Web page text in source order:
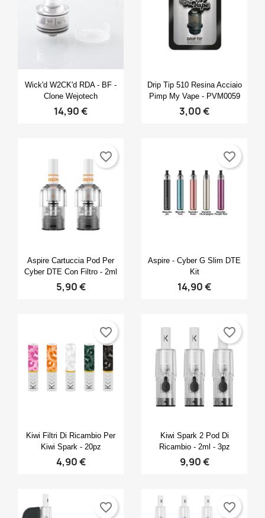
Aggiungi alla lista dei desideri
Crea lista dei desideri
((modalTitle))
((cancelText))
Accedi
Accedi
Anteprima
Wick'd W2CK'd RDA - BF -
Clone Wejotech
14,90 €
Anteprima
Drip Tip 510 Resina Acciaio
Pimp My Vape - PVM0059
3,00 €
Anteprima
Aspire Cartuccia Pod Per
Cyber DTE Con Filtro - 2ml
5,90 €
favorite_border
Anteprima
Aspire - Cyber G Slim DTE
Kit
14,90 €
favorite_border
Anteprima
Kiwi Filtri Di Ricambio Per
Kiwi Spark - 20pz
4,90 €
favorite_border
 Anteprima
Kiwi Spark 2 Pod Di
Ricambio - 2ml - 3pz
9,90 €
favorite_border
favorite_border favorite_border